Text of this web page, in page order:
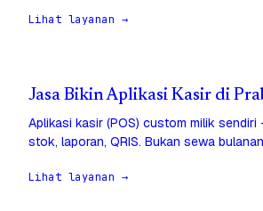
Lihat layanan →
Jasa Bikin Aplikasi Kasir di
Aplikasi kasir (POS) custom milik
stok, laporan, QRIS. Bukan sewa
Lihat layanan →